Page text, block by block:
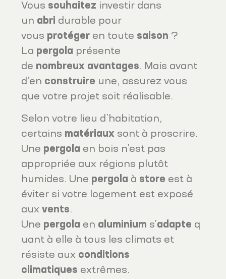
Vous souhaitez investir dans
un abri durable pour
vous protéger en toute saison ?
La pergola présente
de nombreux avantages. Mais avant
d’en construire une, assurez vous
que votre projet soit réalisable.
Selon votre lieu d’habitation,
certains matériaux sont à proscrire.
Une pergola en bois n’est pas
appropriée aux régions plutôt
humides. Une pergola à store est à
éviter si votre logement est exposé
auxvents.
Une pergola en aluminium s’adapte q
uant à elle à tous les climats et
résiste aux conditions
climatiques extrêmes.